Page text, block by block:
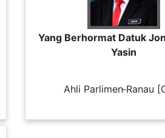
Yang Berhormat Datuk
Yasin
Ahli Parlimen Ranau
-